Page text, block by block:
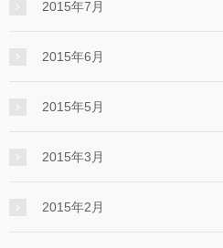
2015年7月
2015年6月
2015年5月
2015年3月
2015年2月